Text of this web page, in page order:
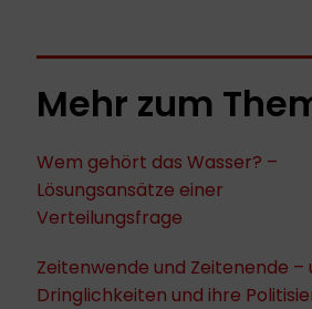
Mehr zum
Wem gehört das Wasser? –
Lösungsansätze einer
Verteilungsfrage
Zeitenwende und Zeitenende –
Dringlichkeiten und ihre